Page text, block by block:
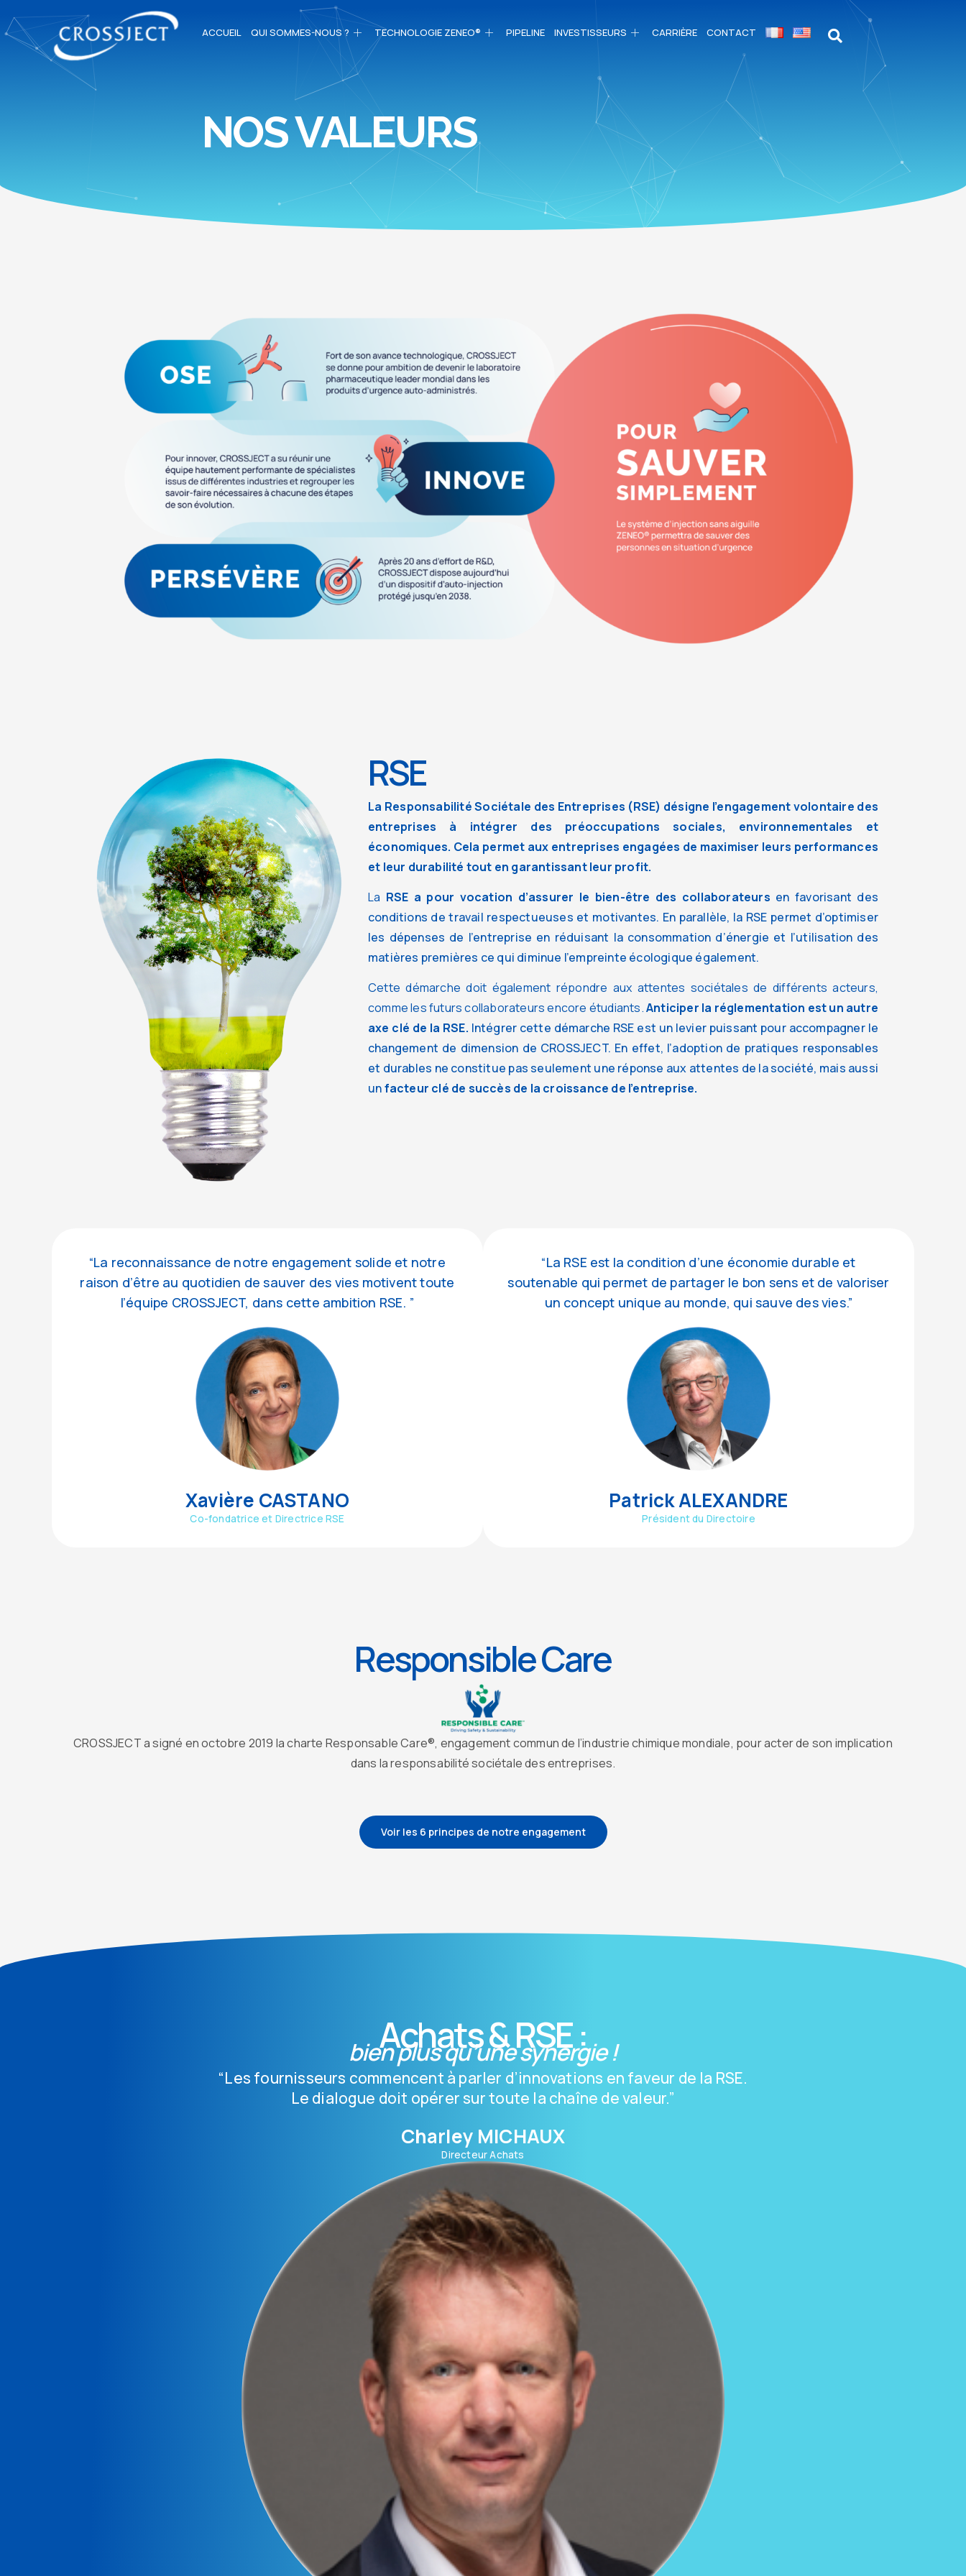
ACCUEIL QUI SOMMES-NOUS ? TECHNOLOGIE ZENEO® PIPELINE INVESTISSEURS CARRIÈRE CONTACT
NOS VALEURS
RSE
La Responsabilité Sociétale des Entreprises (RSE) désigne l’engagement volontaire des
entreprises à intégrer des préoccupations sociales, environnementales et
économiques. Cela permet aux entreprises engagées de maximiser leurs performances
et leur durabilité tout en garantissant leur profit.
La RSE a pour vocation d’assurer le bien-être des collaborateurs en favorisant des
conditions de travail respectueuses et motivantes. En parallèle, la RSE permet d’optimiser
les dépenses de l’entreprise en réduisant la consommation d’énergie et l’utilisation des
matières premières ce qui diminue l’empreinte écologique également.
Cette démarche doit également répondre aux attentes sociétales de différents acteurs,
comme les futurs collaborateurs encore étudiants.Anticiper la réglementation est un autre
axe clé de la RSE. Intégrer cette démarche RSE est un levier puissant pour accompagner le
changement de dimension de CROSSJECT. En effet, l’adoption de pratiques responsables
et durables ne constitue pas seulement une réponse aux attentes de la société, mais aussi
unfacteur clé de succès de la croissance de l’entreprise.
“La reconnaissance de notre engagement solide et notre
raison d’être au quotidien de sauver des vies motivent toute
l’équipe CROSSJECT, dans cette ambition RSE. ”
Xavière CASTANO
Co-fondatrice et Directrice RSE
“La RSE est la condition d’une économie durable et
soutenable qui permet de partager le bon sens et de valoriser
un concept unique au monde, qui sauve des vies.”
Patrick ALEXANDRE
Président du Directoire
Responsible Care
CROSSJECT a signé en octobre 2019 la charte Responsable Care®, engagement commun de l’industrie chimique mondiale, pour acter de son implication
dans la responsabilité sociétale des entreprises.
Voir les 6 principes de notre engagement
Achats & RSE :
bien plus qu’une synergie !
“Les fournisseurs commencent à parler d’innovations en faveur de la RSE.
Le dialogue doit opérer sur toute la chaîne de valeur.”
Charley MICHAUX
Directeur Achats